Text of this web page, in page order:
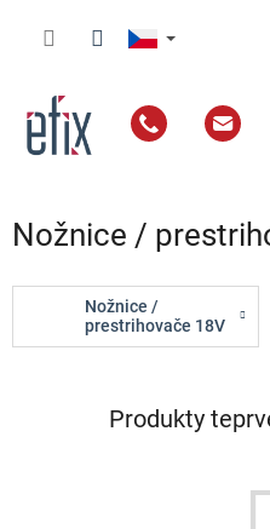
Nožnice /
Nožnice /
prestrihovače 18V
Produkty